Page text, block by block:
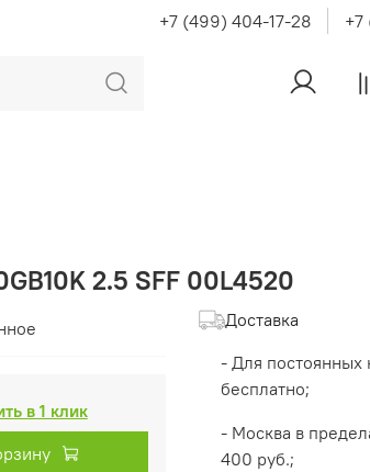
+7 (499) 404-17-28 +7
2.5 SFF 00L4520
в 1 клик
Доставка
- Для постоянных
бесплатно;
- Москва в
400 руб.;